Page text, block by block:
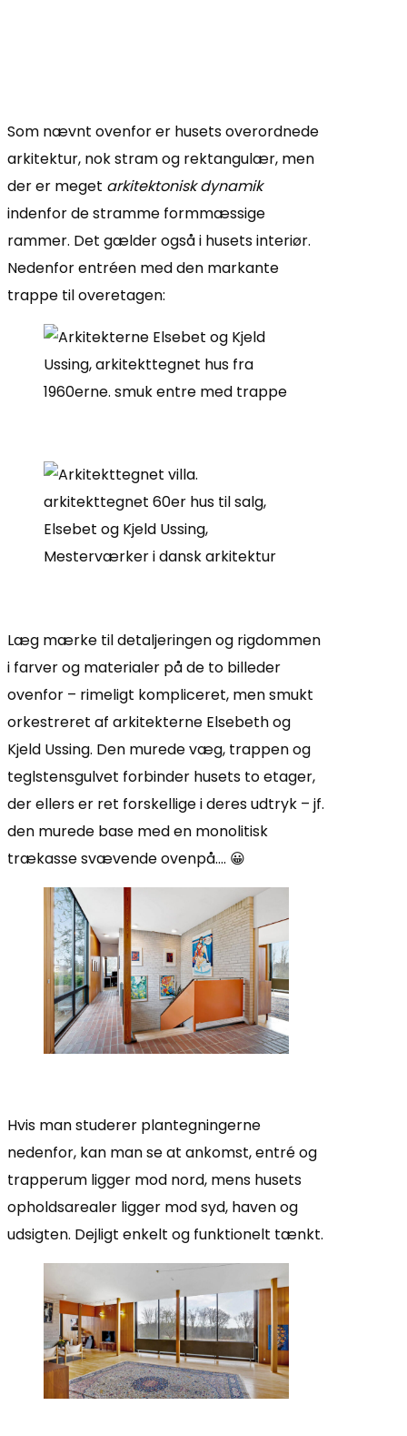
Som nævnt ovenfor er husets overordnede
arkitektur, nok stram og rektangulær, men
der er meget arkitektonisk dynamik
indenfor de stramme formmæssige
rammer. Det gælder også i husets interiør.
Nedenfor entréen med den markante
trappe til overetagen:
Læg mærke til detaljeringen og rigdommen
i farver og materialer på de to billeder
ovenfor – rimeligt kompliceret, men smukt
orkestreret af arkitekterne Elsebeth og
Kjeld Ussing. Den murede væg, trappen og
teglstensgulvet forbinder husets to etager,
der ellers er ret forskellige i deres udtryk – jf.
den murede base med en monolitisk
trækasse svævende ovenpå…. 😀
Hvis man studerer plantegningerne
nedenfor, kan man se at ankomst, entré og
trapperum ligger mod nord, mens husets
opholdsarealer ligger mod syd, haven og
udsigten. Dejligt enkelt og funktionelt tænkt.